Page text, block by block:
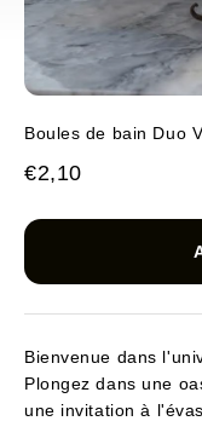
Boules de bain Duo
Prix de vente
€2,10
Bienvenue dans
Plongez dans une
une invitation à